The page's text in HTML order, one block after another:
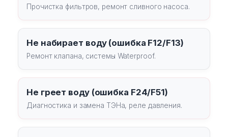
Прочистка фильтров, ремонт сливного насоса.
Не набирает воду (ошибка F12/F13)
Ремонт клапана, системы Waterproof.
Не греет воду (ошибка F24/F51)
Диагностика и замена ТЭНа, реле давления.